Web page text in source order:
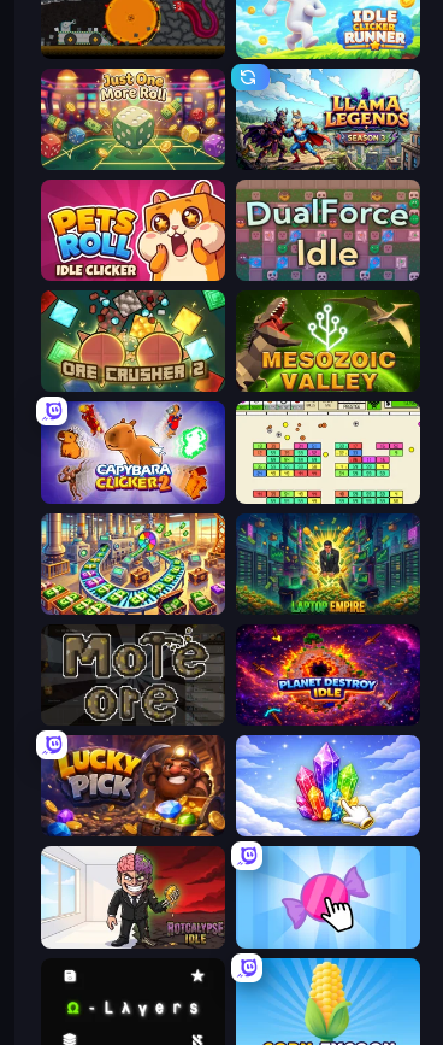
Mystery Digger Idle Clicker Runner
Just One More Roll Llama Legends
Pets Roll: Idle Clicker DualForce Idle
OreCrusher 2 Cell to Singularity: Mesozoic Valley
Capybara Clicker 2 Idle Breakout
Money Factory: Tycoon Idle Game Laptop Empire
More Ore Planet Destroy Idle
Lucky Pick Crystalia Idle Clicker
Rotcalypse: Idle Incremental Candy Clicker 2